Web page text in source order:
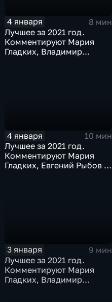
4 января
8 мин
Лучшее за 2021 год.
Комментируют Мария
Гладких, Владимир
4 января
10 мин
Лучшее за 2021 год.
Комментируют Мария
Гладких, Евгений Рыбов и
3 января
9 мин
Лучшее за 2021 год.
Комментируют Мария
Гладких, Владимир